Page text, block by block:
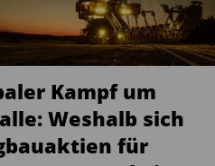
Kampf um
Weshalb sich
für